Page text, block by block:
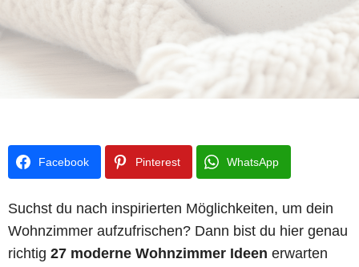
Facebook Pinterest WhatsApp
Suchst du nach inspirierten Möglichkeiten, um dein
Wohnzimmer aufzufrischen? Dann bist du hier genau
richtig 27 moderne Wohnzimmer Ideen erwarten